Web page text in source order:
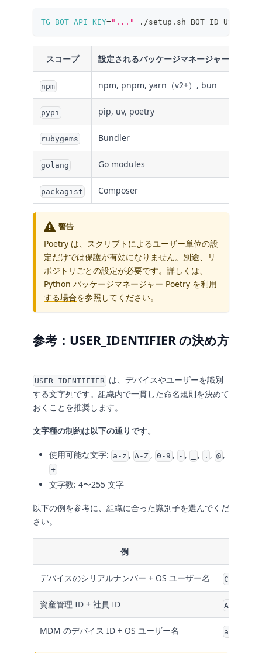
TG_BOT_API_KEY="..." ./setup.sh BOT_ID
スコープ 設定されるパッケージマネージャー
npm npm, pnpm, yarn（v2+）, bun
pypi pip, uv, poetry
rubygems Bundler
golang Go modules
packagist Composer
警告
Poetry は、スクリプトによるユーザー単位の設
定だけでは保護が有効になりません。別途、リ
ポジトリごとの設定が必要です。詳しくは、
Python パッケージマネージャー Poetry を利用
する場合を参照してください。
参考：USER_IDENTIFIER の決め方
USER_IDENTIFIER は、デバイスやユーザーを識別
する文字列です。組織内で一貫した命名規則を決めて
おくことを推奨します。
文字種の制約は以下の通りです。
使用可能な文字: a-z , A-Z ,0-9 , - , , . ,@,
+
文字数: 4〜255 文字
以下の例を参考に、組織に合った識別子を選んでくだ
さい。
例
デバイスのシリアルナンバー + OS ユーザー名
資産管理 ID + 社員 ID
MDM のデバイス ID + OS ユーザー名